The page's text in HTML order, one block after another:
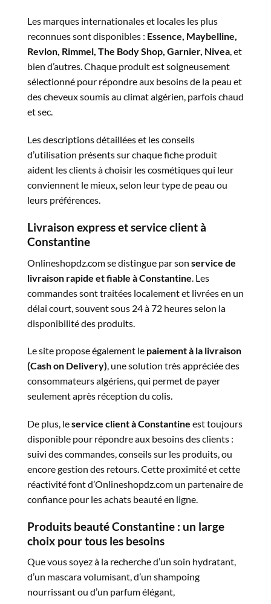
Les marques internationales et locales les plus
reconnues sont disponibles : Essence, Maybelline,
Revlon, Rimmel, The Body Shop, Garnier, Nivea, et
bien d’autres. Chaque produit est soigneusement
sélectionné pour répondre aux besoins de la peau et
des cheveux soumis au climat algérien, parfois chaud
et sec.
Les descriptions détaillées et les conseils
d’utilisation présents sur chaque fiche produit
aident les clients à choisir les cosmétiques qui leur
conviennent le mieux, selon leur type de peau ou
leurs préférences.
Livraison express et service client à
Constantine
Onlineshopdz.com se distingue par son service de
livraison rapide et fiable à Constantine . Les
commandes sont traitées localement et livrées en un
délai court, souvent sous 24 à 72 heures selon la
disponibilité des produits.
Le site propose également le paiement à la livraison
(Cash on Delivery), une solution très appréciée des
consommateurs algériens, qui permet de payer
seulement après réception du colis.
De plus, leservice client à Constantine est toujours
disponible pour répondre aux besoins des clients :
suivi des commandes, conseils sur les produits, ou
encore gestion des retours. Cette proximité et cette
réactivité font d’Onlineshopdz.com un partenaire de
confiance pour les achats beauté en ligne.
Produits beauté Constantine : un large
choix pour tous les besoins
Que vous soyez à la recherche d’un soin hydratant,
d’un mascara volumisant, d’un shampoing
nourrissant ou d’un parfum élégant,